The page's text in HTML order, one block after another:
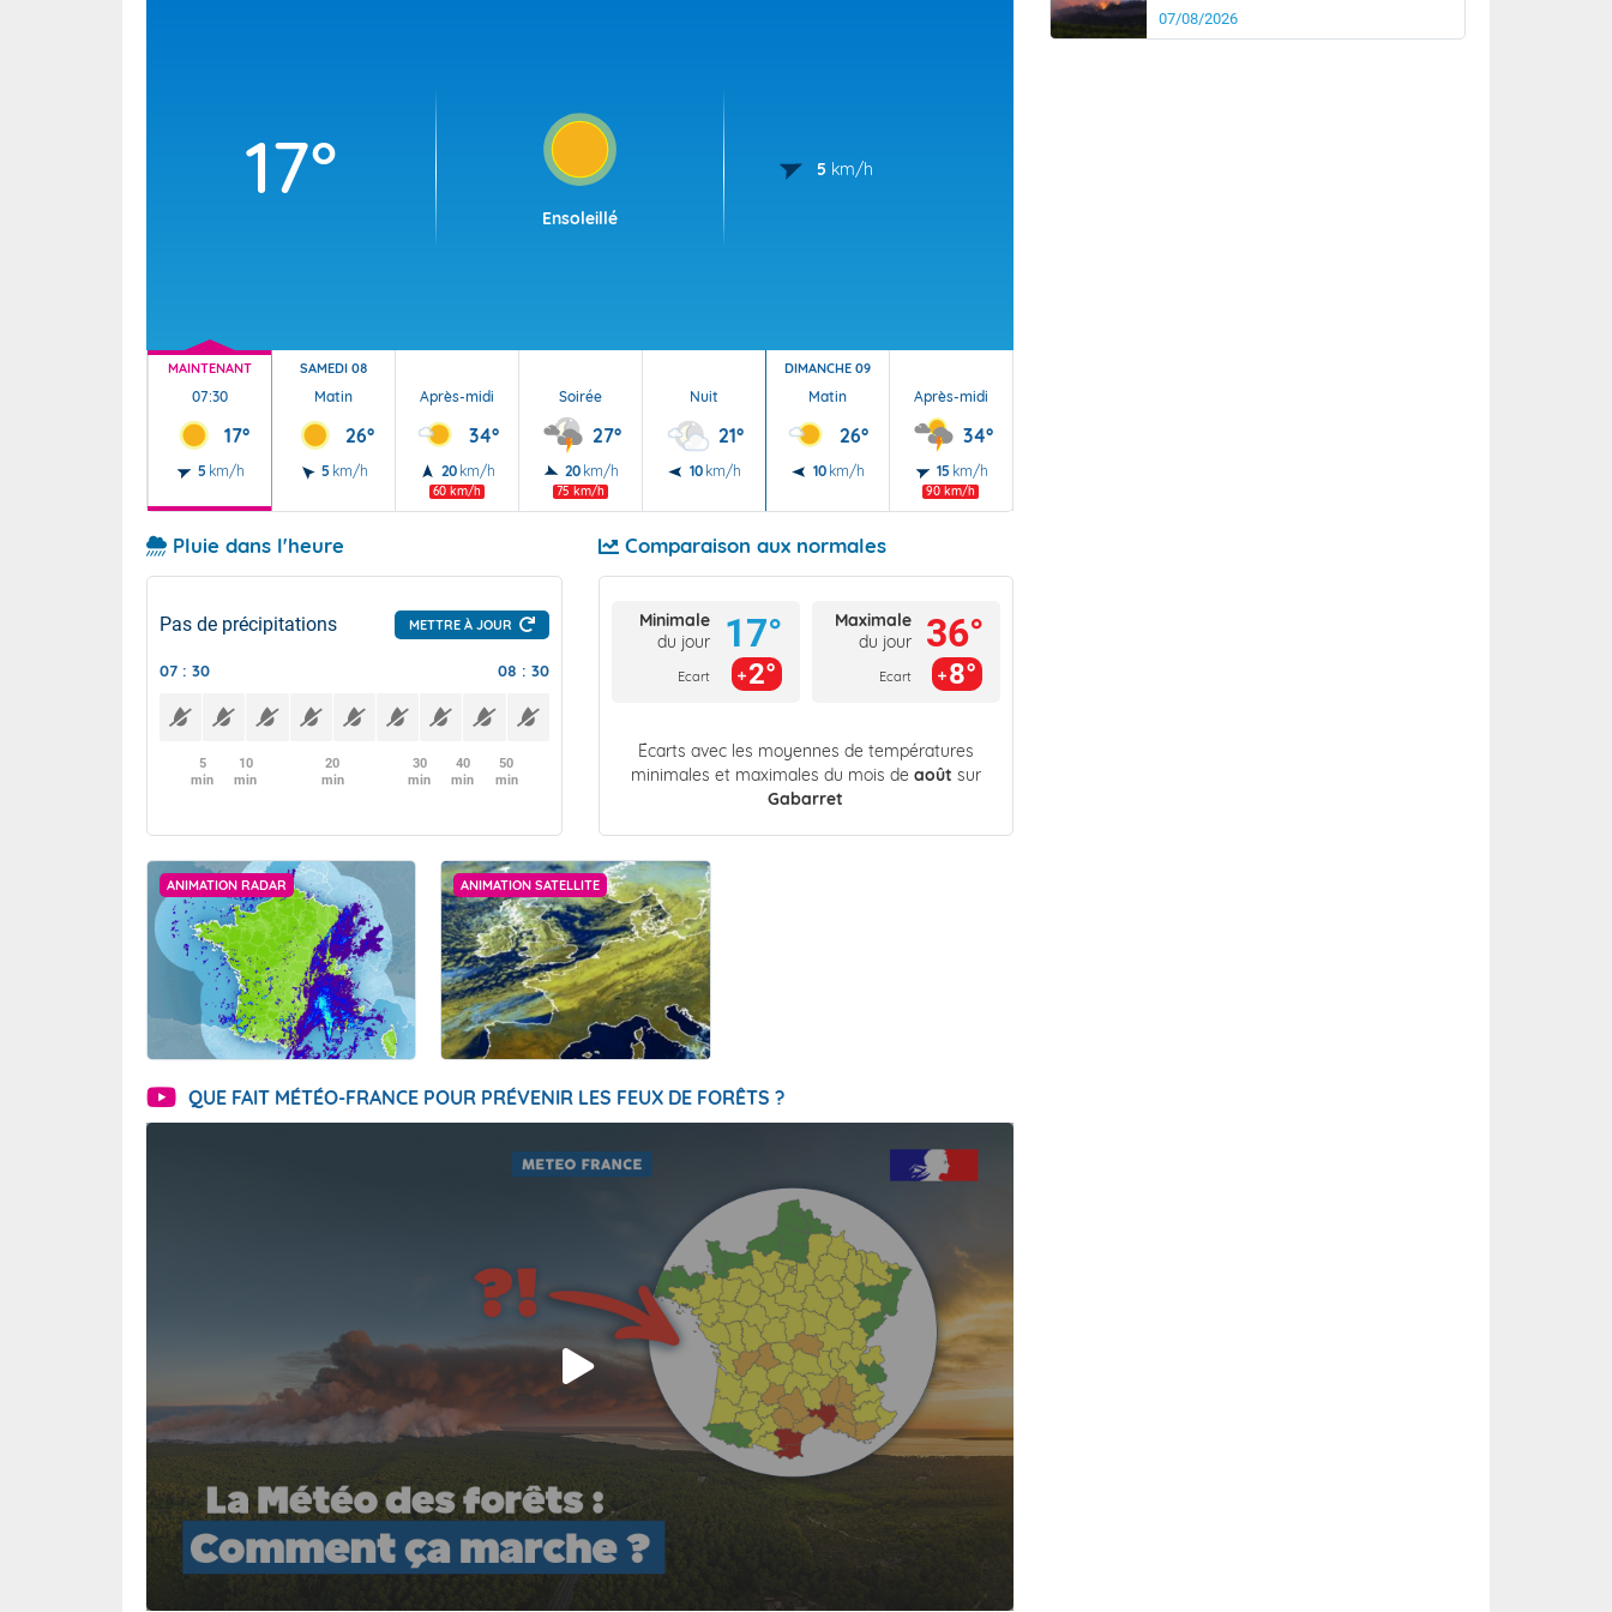
17°
Ensoleillé
5 km/h
MAINTENANT
07:30
17°
5 km/h
SAMEDI 08
Matin
26°
5 km/h
Après-midi
34°
20 km/h
60 km/h
Soirée
27°
20 km/h
75 km/h
Nuit
21°
10 km/h
DIMANCHE 09
Matin
26°
10 km/h
Après-midi
34°
15 km/h
90 km/h
Pluie dans l'heure
Pas de précipitations METTRE À JOUR
07 : 30 08 : 30
5
min
10
min
20
min
30
min
40
min
50
min
Comparaison aux normales
Minimale
du jour
Ecart
17°
2°
Maximale
du jour
Ecart
36°
8°
Écarts avec les moyennes de températures
minimales et maximales du mois de août sur
Gabarret
ANIMATION RADAR ANIMATION SATELLITE
QUE FAIT MÉTÉO-FRANCE POUR PRÉVENIR LES FEUX DE FORÊTS ?
07/08/2026